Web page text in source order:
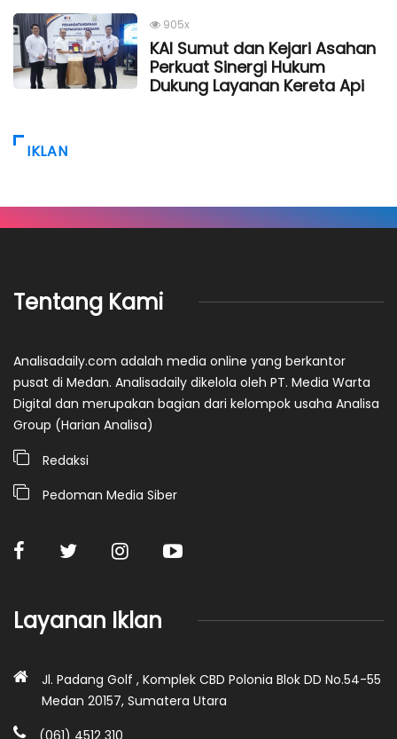
905x
KAI Sumut dan Kejari Asahan
Perkuat Sinergi Hukum
Dukung Layanan Kereta Api
IKLAN
Tentang Kami
Analisadaily.com adalah media online yang berkantor
pusat di Medan. Analisadaily dikelola oleh PT. Media Warta
Digital dan merupakan bagian dari kelompok usaha Analisa
Group (Harian Analisa)
Redaksi
Pedoman Media Siber
Layanan Iklan
Jl. Padang Golf , Komplek CBD Polonia Blok DD No.54-55
Medan 20157, Sumatera Utara
(061) 4512 310